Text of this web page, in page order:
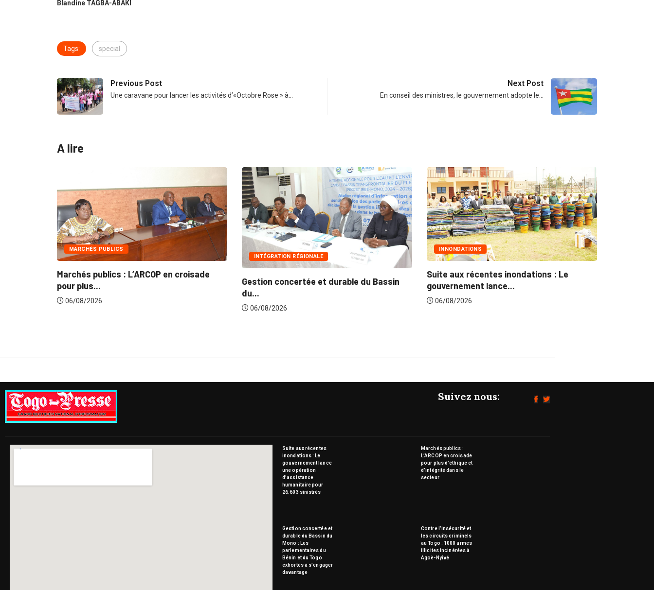
Blandine TAGBA-ABAKI
Tags: special
Previous Post
Une caravane pour lancer les activités d’«Octobre Rose » à…
Next Post
En conseil des ministres, le gouvernement adopte le…
A lire
en croisade
INTÉGRATION RÉGIONALE
Gestion concertée et durable du Bassin
INNONDATIONS
Suite aux récentes inondations : Le
gouvernement lance...
MARCHÉS PUBLICS
Marchés publics : L’ARCOP en croisade
pour plus...
Suivez nous:
Suite aux récentes
inondations : Le
gouvernement lance
une opération
d’assistance
humanitaire pour
26.603 sinistrés
Marchés publics :
L’ARCOP en croisade
pour plus d’éthique et
d’intégrité dans le
secteur
Gestion concertée et
durable du Bassin du
Mono : Les
parlementaires du
Bénin et du Togo
exhortés à s’engager
davantage
Contre l’insécurité et
les circuits criminels
au Togo : 1000 armes
illicites incinérées à
Agoè-Nyivé